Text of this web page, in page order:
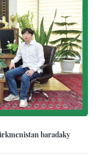
baradaky